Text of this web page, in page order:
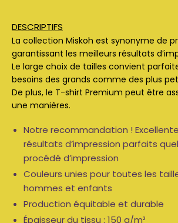
DESCRIPTIFS
La collection Miskoh est synonyme de
garantissant les meilleurs résultats
Le large choix de tailles convient
besoins des grands comme des plus
De plus, le T-shirt Premium peut être
une manières.
Notre recommandation !
résultats d’impression parfaits
procédé d’impression
Couleurs unies pour toutes les
hommes et enfants
Production équitable et durable
Épaisseur du tissu : 150 g/m²